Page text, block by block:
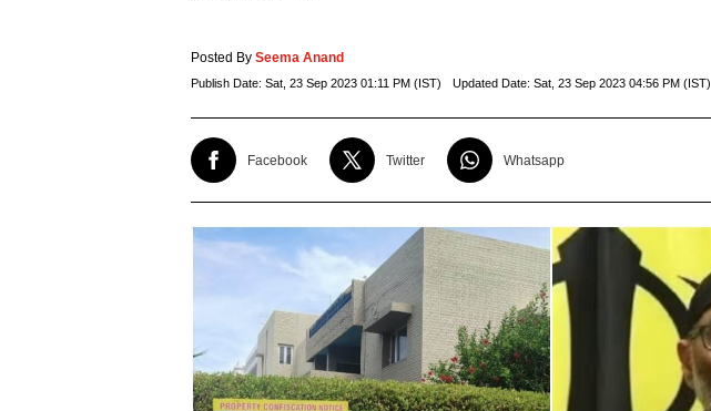
Posted By Seema Anand
Publish Date: Sat, 23 Sep 2023 01:11 PM (IST) Updated Date: Sat, 23 Sep 2023 04:56 PM (IST)
Facebook Twitter Whatsapp